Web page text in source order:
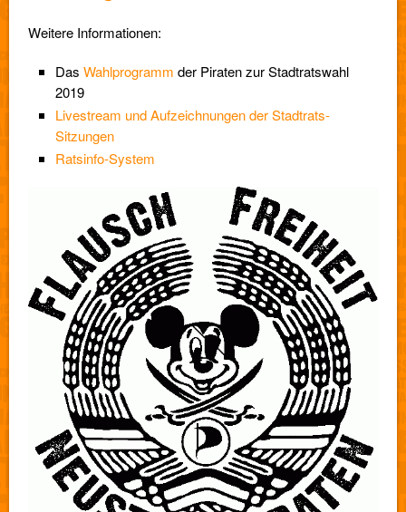
Weitere Informationen:
Das Wahlprogramm der Piraten zur Stadtratswahl
2019
Livestream und Aufzeichnungen der Stadtrats-
Sitzungen
Ratsinfo-System